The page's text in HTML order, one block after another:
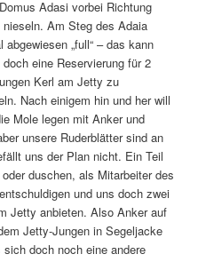
Adasi vorbei Richtung
Am Steg des Adaia
„full“ – das kann
eine Reservierung für 2
Kerl am Jetty zu
Nach einigem hin und her will
Mole legen mit Anker und
unsere Ruderblätter sind an
uns der Plan nicht. Ein Teil
duschen, als Mitarbeiter des
und uns doch zwei
Jetty anbieten. Also Anker auf
Jetty-Jungen in Segeljacke
doch noch eine andere